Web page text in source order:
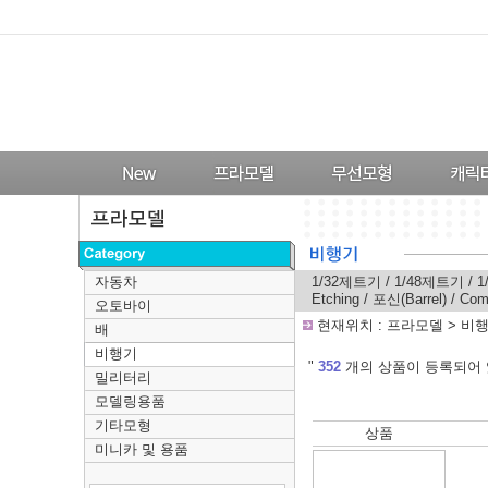
자동차
오토바이
배
비행기
밀리터리
모델링용품
기타모형
미니카 및 용품
1/32제트기 / 1/48제트기 /
Etching / 포신(Barrel) /
현재위치 : 프라모델 > 비
" 352 개의 상품이 등록되어
상품